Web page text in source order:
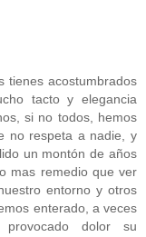
tienes acostumbrados
tacto y elegancia
si no todos, hemos
no respeta a nadie, y
un montón de años
mas remedio que ver
entorno y otros
enterado, a veces
dolor su